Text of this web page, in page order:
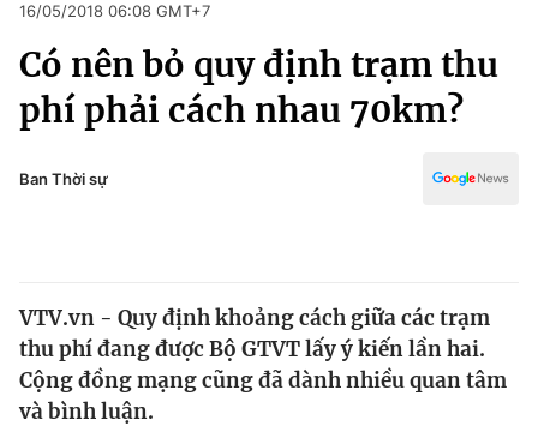
Chuyên mục
Chính trị
Y tế
Thế giới
Xã hội
Pháp luật
Thể thao
Văn hóa - Giải trí
Giáo dục
16/05/2018 06:08 GMT+7
Có nên bỏ quy định trạm thu
phí phải cách nhau 70km?
Ban Thời sự
VTV.vn - Quy định khoảng cách giữa các trạm
thu phí đang được Bộ GTVT lấy ý kiến lần hai.
Cộng đồng mạng cũng đã dành nhiều quan tâm
và bình luận.